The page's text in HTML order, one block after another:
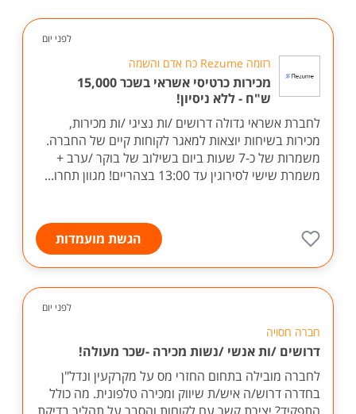
לפני יום
רזומה Rezume כח אדם והשמה
מכירות כרטיסי אשראי בשכר 15,000
ש"ח - ללא ניסיון!
לחברת אשראי גדולה דרושים /ות נציגי /ות מכירות,
מכירות בשיחות יוצאות למאגר לקוחות קיים של החברה.
משמרות של כ-7 שעות ביום בשילוב של בוקר /ערב +
משמרת שישי לסירוגין עד 13:00 בצהריים! מגוון תחרו...
הגשת מועמדות
לפני יום
חברה חסויה
דרושים /ות אנשי /נשות מכירה -שכר מעולה!
לחברה מובילה בתחום החזרי מס על מקרקעין ונדל"ן
בחדרה דרוש/ה איש/ת שיווק ומכירה טלפונית. מה כולל